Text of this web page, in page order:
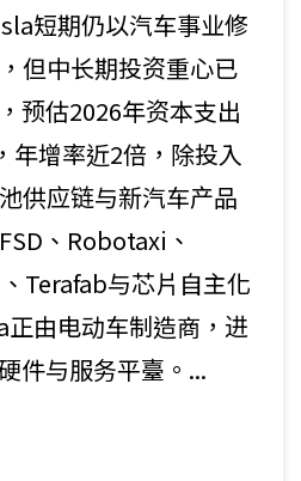
短期仍以汽车事业修
但中长期投资重心已
预估2026年资本支出
年增率近2倍，除投入
供应链与新汽车产品
、Robotaxi、
Terafab与芯片自主化
由电动车制造商，进
件与服务平臺。...